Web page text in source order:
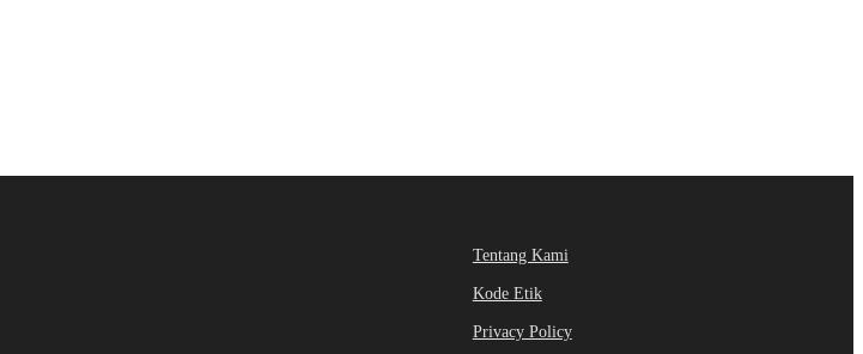
Tentang Kami
Kode Etik
Privacy Policy